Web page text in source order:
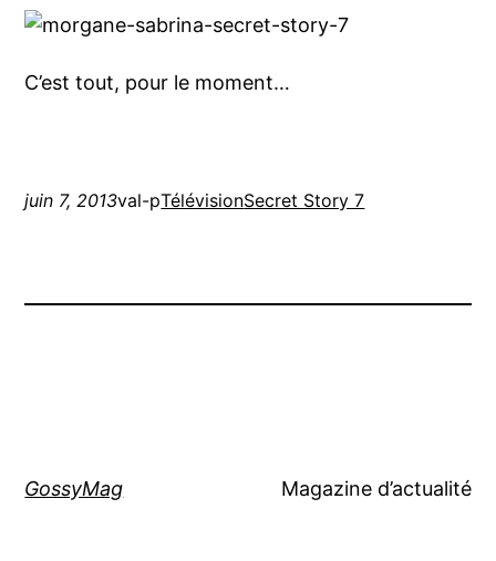
C’est tout, pour le moment…
juin 7, 2013val-pTélévisionSecret Story 7
GossyMag Magazine d’actualité